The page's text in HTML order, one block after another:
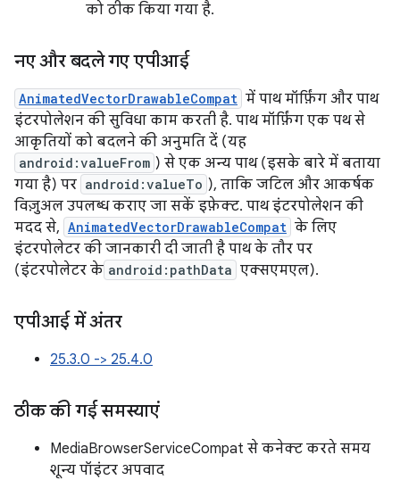
को ठीक किया गया है.
नए और बदले गए एपीआई
AnimatedVectorDrawableCompat में पाथ मॉर्फ़िंग और पाथ
इंटरपोलेशन की सुविधा काम करती है. पाथ मॉर्फ़िंग एक पथ से
आकृतियों को बदलने की अनुमति दें (यह
android:valueFrom ) से एक अन्य पाथ (इसके बारे में बताया
गया है) पर android:valueTo ), ताकि जटिल और आकर्षक
विज़ुअल उपलब्ध कराए जा सकें इफ़ेक्ट. पाथ इंटरपोलेशन की
मदद से, AnimatedVectorDrawableCompat के लिए
इंटरपोलेटर की जानकारी दी जाती है पाथ के तौर पर
(इंटरपोलेटर के android:pathData एक्सएमएल).
एपीआई में अंतर
25.3.0 -> 25.4.0
ठीक की गई समस्याएं
MediaBrowserServiceCompat से कनेक्ट करते समय
शून्य पॉइंटर अपवाद